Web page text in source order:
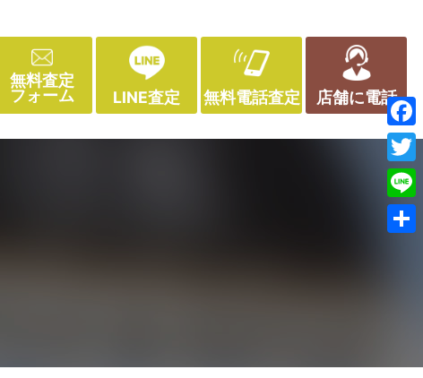
無料査定
フォーム
LINE査定 無料電話査定 店舗に電話
Line